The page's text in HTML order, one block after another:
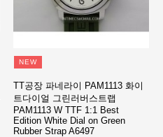
NEW
TT공장 파네라이 PAM1113 화이
트다이얼 그린러버스트랩
PAM1113 W TTF 1:1 Best
Edition White Dial on Green
Rubber Strap A6497